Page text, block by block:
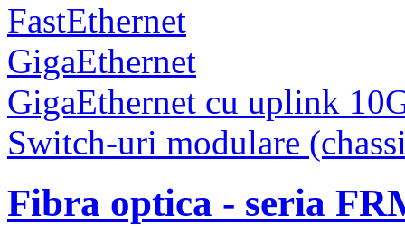
FastEthernet
GigaEthernet
GigaEthernet cu uplink
Switch-uri modulare
Fibra optica - seria